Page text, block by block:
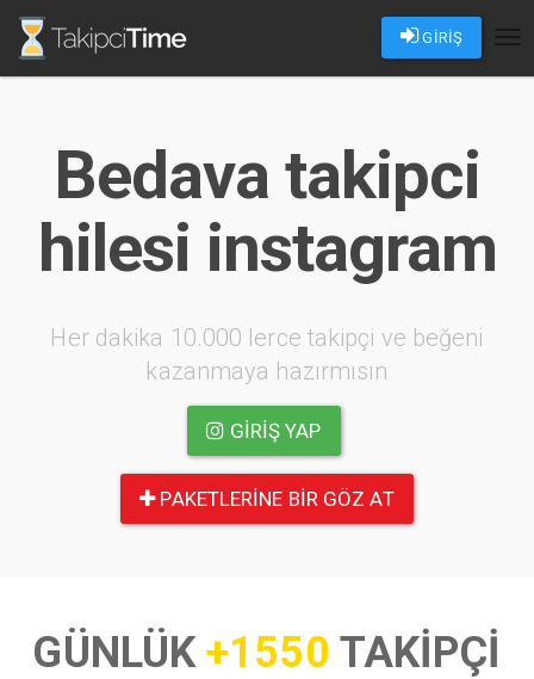
GİRİŞ
Bedava takipci
hilesi instagram
Her dakika 10.000 lerce takipçi ve beğeni
kazanmaya hazırmısın
GIRIŞ YAP
PAKETLERINE BIR GÖZ AT
GÜNLÜK+1550 TAKİPÇİ